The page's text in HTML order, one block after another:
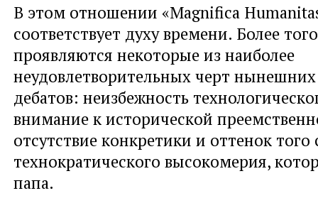
В этом отношении «Magnifica
соответствует духу времени. Более
проявляются некоторые из наиболее
неудовлетворительных черт
дебатов: неизбежность
внимание к исторической
отсутствие конкретики и оттенок того
технократического высокомерия,
папа.